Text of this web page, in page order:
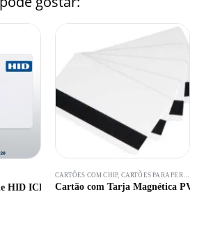
HID ICLASS
CARTÕES COM CHIP, CARTÕES PARA PERSONALIZAÇÃO
Cartão com Tarja Magnética PVC